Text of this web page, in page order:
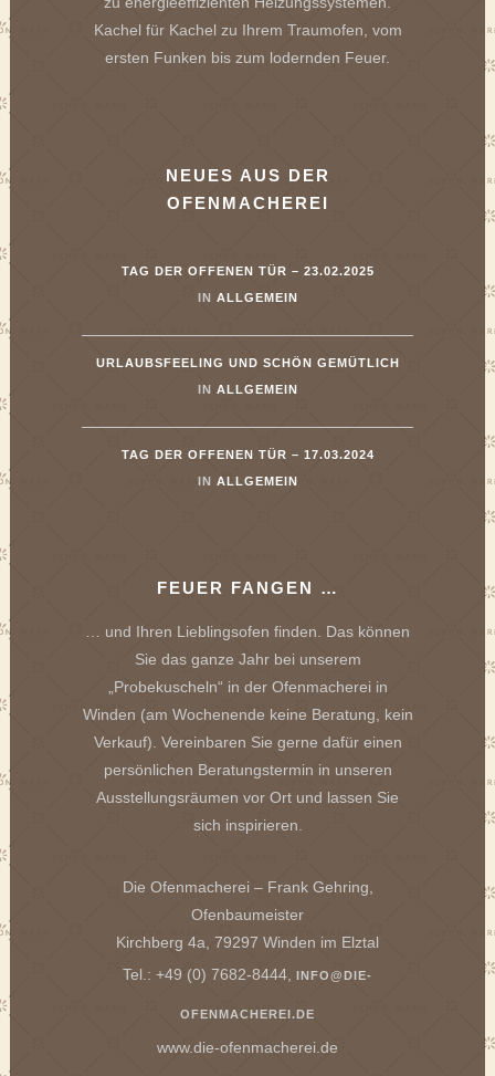
Kachel für Kachel zu Ihrem Traumofen, vom
ersten Funken bis zum lodernden Feuer.
NEUES AUS DER
OFENMACHEREI
TAG DER OFFENEN TÜR – 23.02.2025
IN ALLGEMEIN
URLAUBSFEELING UND SCHÖN GEMÜTLICH
IN ALLGEMEIN
TAG DER OFFENEN TÜR – 17.03.2024
IN ALLGEMEIN
FEUER FANGEN …
… und Ihren Lieblingsofen finden. Das können
Sie das ganze Jahr bei unserem
„Probekuscheln“ in der Ofenmacherei in
Winden (am Wochenende keine Beratung, kein
Verkauf). Vereinbaren Sie gerne dafür einen
persönlichen Beratungstermin in unseren
Ausstellungsräumen vor Ort und lassen Sie
sich inspirieren.
Die Ofenmacherei – Frank Gehring,
Ofenbaumeister
Kirchberg 4a, 79297 Winden im Elztal
Tel.: +49 (0) 7682-8444,
INFO@DIE-
OFENMACHEREI.DE
www.die-ofenmacherei.de